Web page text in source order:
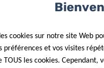
la population au
compréhension des
national et européen.
cookies sur notre site Web
préférences et vos visites
les cookies. Cependant,